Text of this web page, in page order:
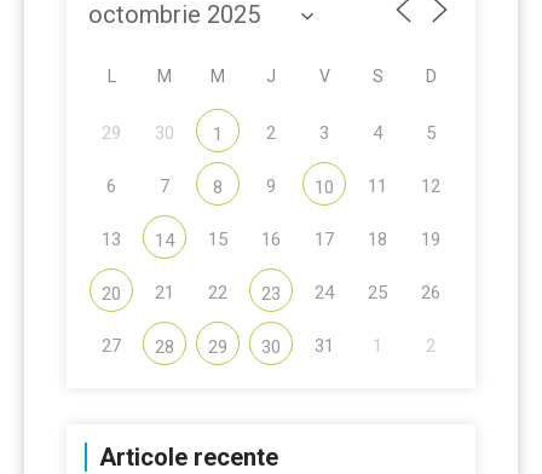
M M J V S D
29 30 1 2 3 4 5
6 7 8 9 10 11 12
13 14 15 16 17 18 19
20 21 22 23 24 25 26
27 28 29 30 31 1 2
Articole recente